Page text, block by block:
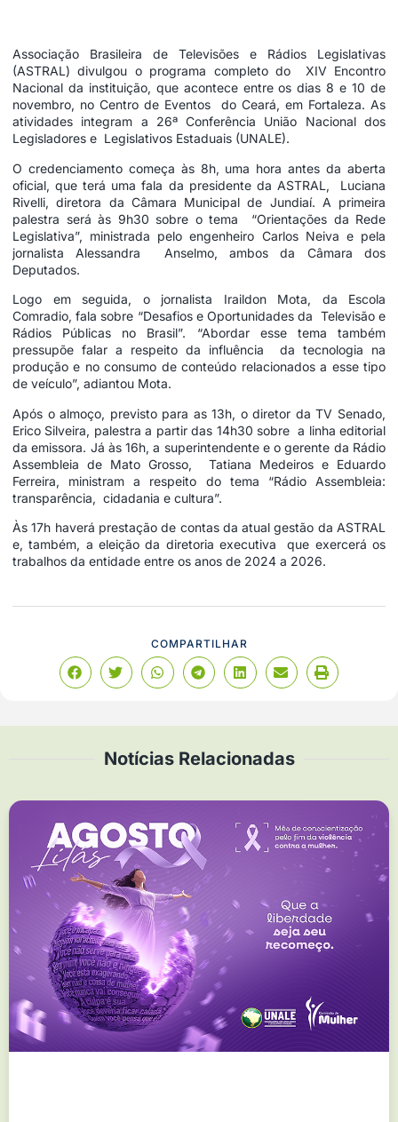
Associação Brasileira de Televisões e Rádios Legislativas
(ASTRAL) divulgou o programa completo do XIV Encontro
Nacional da instituição, que acontece entre os dias 8 e 10 de
novembro, no Centro de Eventos do Ceará, em Fortaleza. As
atividades integram a 26ª Conferência União Nacional dos
Legisladores e Legislativos Estaduais (UNALE).
O credenciamento começa às 8h, uma hora antes da aberta
oficial, que terá uma fala da presidente da ASTRAL, Luciana
Rivelli, diretora da Câmara Municipal de Jundiaí. A primeira
palestra será às 9h30 sobre o tema “Orientações da Rede
Legislativa”, ministrada pelo engenheiro Carlos Neiva e pela
jornalista Alessandra Anselmo, ambos da Câmara dos
Deputados.
Logo em seguida, o jornalista Iraildon Mota, da Escola
Comradio, fala sobre “Desafios e Oportunidades da Televisão e
Rádios Públicas no Brasil”. “Abordar esse tema também
pressupõe falar a respeito da influência da tecnologia na
produção e no consumo de conteúdo relacionados a esse tipo
de veículo”, adiantou Mota.
Após o almoço, previsto para as 13h, o diretor da TV Senado,
Erico Silveira, palestra a partir das 14h30 sobre a linha editorial
da emissora. Já às 16h, a superintendente e o gerente da Rádio
Assembleia de Mato Grosso, Tatiana Medeiros e Eduardo
Ferreira, ministram a respeito do tema “Rádio Assembleia:
transparência, cidadania e cultura”.
Às 17h haverá prestação de contas da atual gestão da ASTRAL
e, também, a eleição da diretoria executiva que exercerá os
trabalhos da entidade entre os anos de 2024 a 2026.
COMPARTILHAR
Notícias Relacionadas